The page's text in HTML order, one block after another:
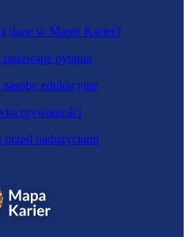
dane w Mapie Karier?
pytania
edukacyjne
prywatności
przed nadużyciami